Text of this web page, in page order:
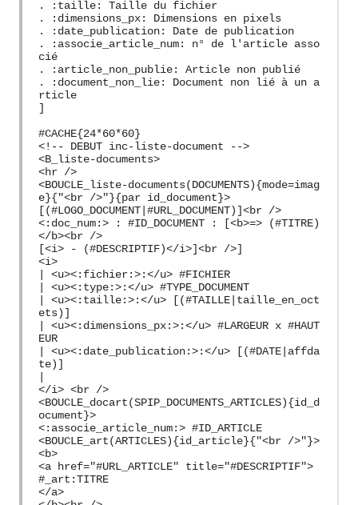
. :taille: Taille du fichier
. :dimensions_px: Dimensions en pixels
. :date_publication: Date de publication
. :associe_article_num: n° de l'article asso
cié
. :article_non_publie: Article non publié
. :document_non_lie: Document non lié à un a
rticle
]
#CACHE{24*60*60}
<!-- DEBUT inc-liste-document -->
<B_liste-documents>
<hr />
<BOUCLE_liste-documents(DOCUMENTS){mode=imag
e}{"<br />"}{par id_document}>
[(#LOGO_DOCUMENT|#URL_DOCUMENT)]<br />
<:doc_num:> : #ID_DOCUMENT : [<b>=> (#TITRE)
</b><br />
[<i> - (#DESCRIPTIF)</i>]<br />]
<i>
| <u><:fichier:>:</u> #FICHIER
| <u><:type:>:</u> #TYPE_DOCUMENT
| <u><:taille:>:</u> [(#TAILLE|taille_en_oct
ets)]
| <u><:dimensions_px:>:</u> #LARGEUR x #HAUT
EUR
| <u><:date_publication:>:</u> [(#DATE|affda
te)]
|
</i> <br />
<BOUCLE_docart(SPIP_DOCUMENTS_ARTICLES){id_d
ocument}>
<:associe_article_num:> #ID_ARTICLE
<BOUCLE_art(ARTICLES){id_article}{"<br />"}>
<b>
<a href="#URL_ARTICLE" title="#DESCRIPTIF">
#_art:TITRE
</a>